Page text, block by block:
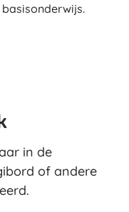
in de
of andere